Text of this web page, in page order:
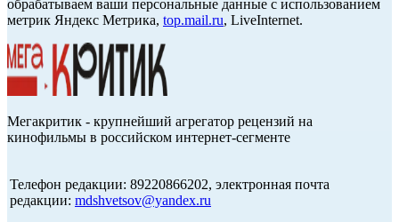
обрабатываем ваши персональные данные с использованием
метрик Яндекс Метрика, top.mail.ru, LiveInternet.
Мегакритик - крупнейший агрегатор рецензий на
кинофильмы в российском интернет-сегменте
Телефон редакции: 89220866202, электронная почта
редакции: mdshvetsov@yandex.ru